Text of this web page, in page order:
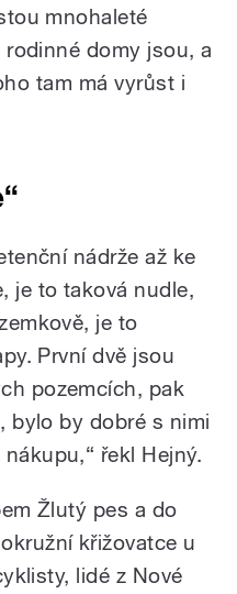
mnohaleté
domy jsou, a
tam má vyrůst i
nádrže až ke
je to taková nudle,
je to
První dvě jsou
pozemcích, pak
bylo by dobré s nimi
řekl Hejný.
Žlutý pes a do
křižovatce u
lidé z Nové